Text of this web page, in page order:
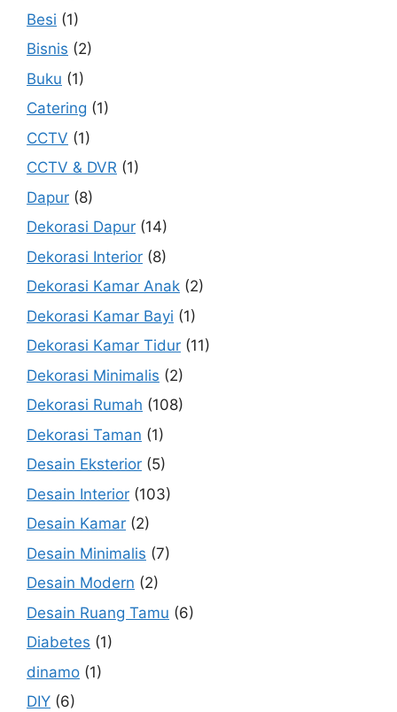
Besi (1)
Bisnis (2)
Buku (1)
Catering (1)
CCTV (1)
CCTV & DVR (1)
Dapur (8)
Dekorasi Dapur (14)
Dekorasi Interior (8)
Dekorasi Kamar Anak (2)
Dekorasi Kamar Bayi (1)
Dekorasi Kamar Tidur (11)
Dekorasi Minimalis (2)
Dekorasi Rumah (108)
Dekorasi Taman (1)
Desain Eksterior (5)
Desain Interior (103)
Desain Kamar (2)
Desain Minimalis (7)
Desain Modern (2)
Desain Ruang Tamu (6)
Diabetes (1)
dinamo (1)
DIY (6)